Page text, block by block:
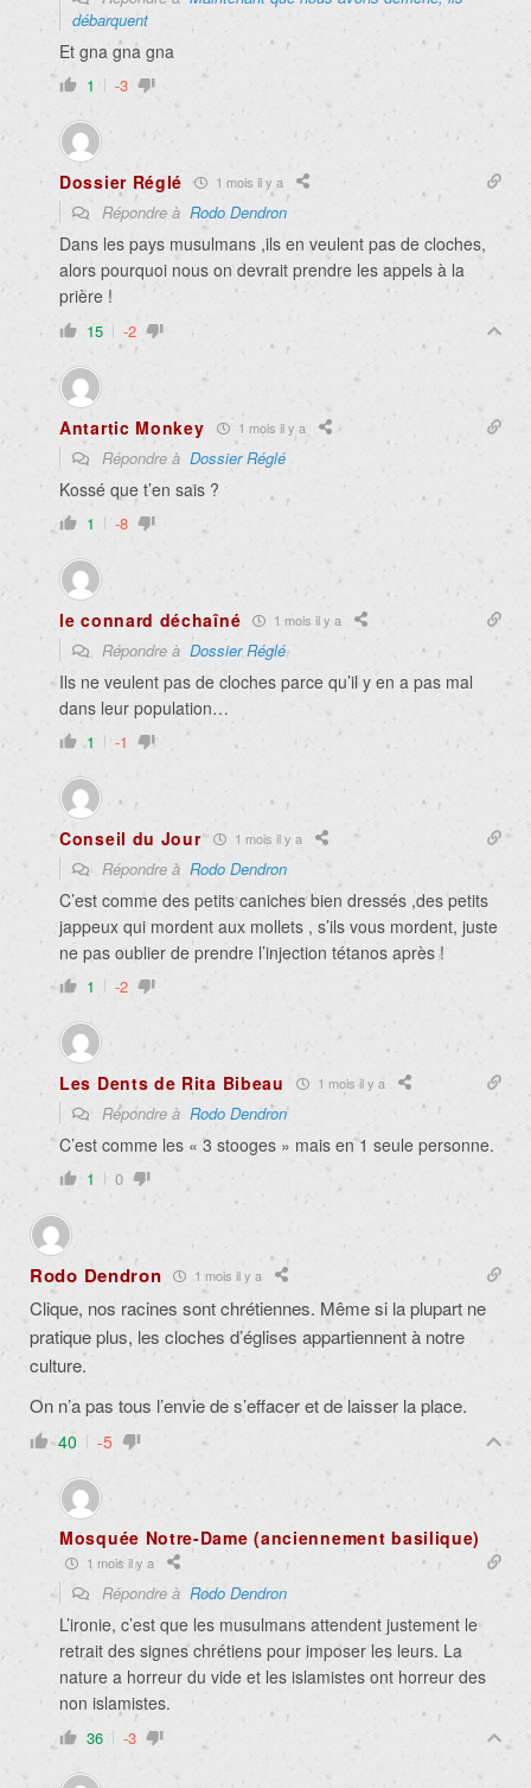
débarquent
Et gna gna gna
1 -3
Dossier Réglé 1 mois il y a
Répondre à Rodo Dendron
Dans les pays musulmans ,ils en veulent pas de cloches,
alors pourquoi nous on devrait prendre les appels à la
prière !
15 -2
Antartic Monkey 1 mois il y a
Répondre à Dossier Réglé
Kossé que t’en sais ?
1 -8
le connard déchaîné 1 mois il y a
Répondre à Dossier Réglé
Ils ne veulent pas de cloches parce qu’il y en a pas mal
dans leur population…
1 -1
Conseil du Jour 1 mois il y a
Répondre à Rodo Dendron
C’est comme des petits caniches bien dressés ,des petits
jappeux qui mordent aux mollets , s’ils vous mordent, juste
ne pas oublier de prendre l’injection tétanos après !
1 -2
Les Dents de Rita Bibeau 1 mois il y a
Répondre à Rodo Dendron
C’est comme les « 3 stooges » mais en 1 seule personne.
1 0
Rodo Dendron 1 mois il y a
Clique, nos racines sont chrétiennes. Même si la plupart ne
pratique plus, les cloches d’églises appartiennent à notre
culture.
On n’a pas tous l’envie de s’effacer et de laisser la place.
40 -5
Mosquée Notre-Dame (anciennement basilique)
1 mois il y a
Répondre à Rodo Dendron
L’ironie, c’est que les musulmans attendent justement le
retrait des signes chrétiens pour imposer les leurs. La
nature a horreur du vide et les islamistes ont horreur des
non islamistes.
36 -3